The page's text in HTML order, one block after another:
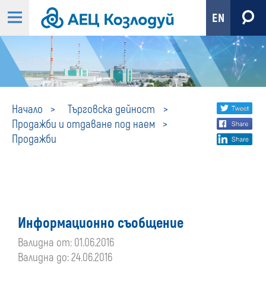
EN
Начало
Търговска дейност
Продажби и отдаване под наем
Продажби
ПродажбиShare
social
Информационно съобщение
Валидна от: 01.06.2016
Валидна до: 24.06.2016